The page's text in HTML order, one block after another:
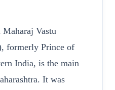
Vastu
formerly Prince of
India, is the main
It was